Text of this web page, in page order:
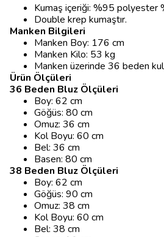
Kumaş içeriği: %95 polyester
Double krep kumaştır.
Manken Bilgileri
Manken Boy: 176 cm
Manken Kilo: 53 kg
Manken üzerinde 36 beden
Ürün Ölçüleri
36 Beden Bluz Ölçüleri
Boy: 62 cm
Göğüs: 80 cm
Omuz: 36 cm
Kol Boyu: 60 cm
Bel: 36 cm
Basen: 80 cm
38 Beden Bluz Ölçüleri
Boy: 62 cm
Göğüs: 90 cm
Omuz: 38 cm
Kol Boyu: 60 cm
Bel: 38 cm